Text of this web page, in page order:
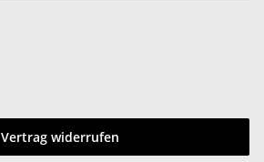
Vertrag widerrufen